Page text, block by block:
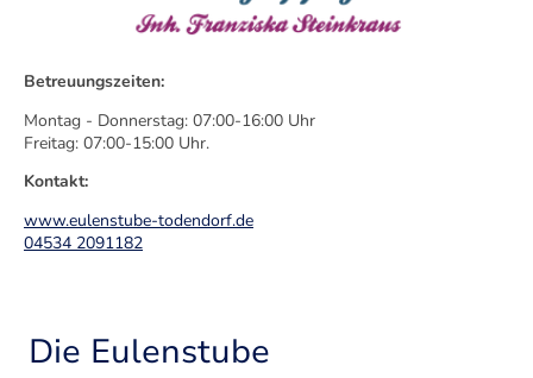
Betreuungszeiten:
Montag - Donnerstag: 07:00-16:00 Uhr
Freitag: 07:00-15:00 Uhr.
Kontakt:
www.eulenstube-todendorf.de
04534 2091182
Die Eulenstube